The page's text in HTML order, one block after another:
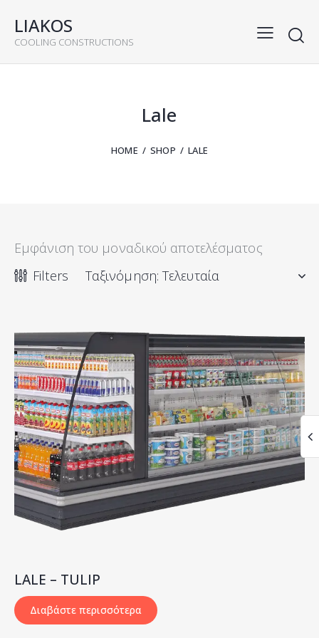
LIAKOS
COOLING CONSTRUCTIONS
Lale
HOME SHOP LALE
Εμφάνιση του μοναδικού αποτελέσματος
Filters
LALE – TULIP
Διαβάστε περισσότερα